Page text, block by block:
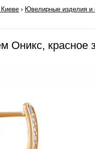
› Ювелирные изделия и
красное